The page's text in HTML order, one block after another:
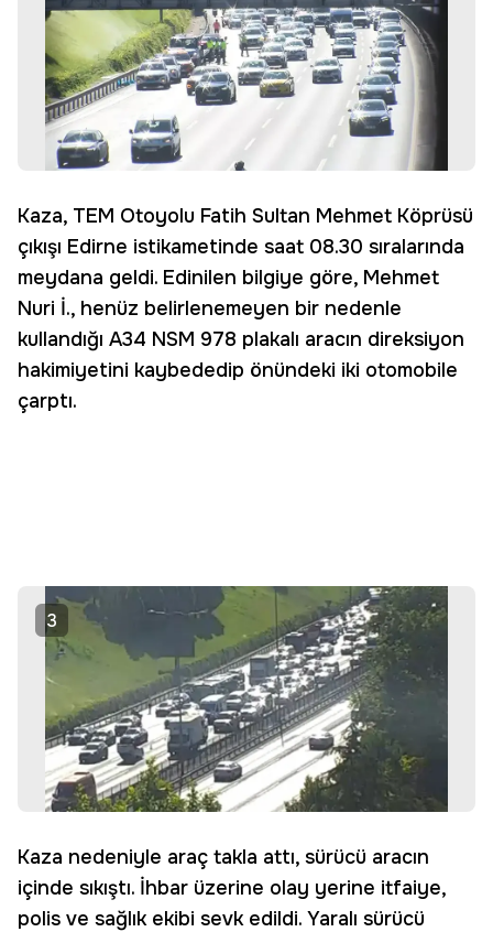
Kaza, TEM Otoyolu Fatih Sultan Mehmet Köprüsü
çıkışı Edirne istikametinde saat 08.30 sıralarında
meydana geldi. Edinilen bilgiye göre, Mehmet
Nuri İ., henüz belirlenemeyen bir nedenle
kullandığı A34 NSM 978 plakalı aracın direksiyon
hakimiyetini kaybededip önündeki iki otomobile
çarptı.
3
Kaza nedeniyle araç takla attı, sürücü aracın
içinde sıkıştı. İhbar üzerine olay yerine itfaiye,
polis ve sağlık ekibi sevk edildi. Yaralı sürücü